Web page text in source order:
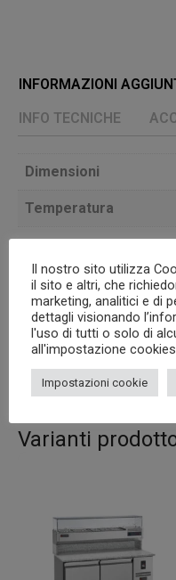
INFORMAZIONI
INFO TECNICHE
Dimensioni
Temperatura
Porte
Unità Condensatrice
Capacità interna
Corpo
Varianti
Il nostro sito utilizza
il sito e altri, che
marketing, analitici e di
dettagli visionando
l'uso di tutti o solo di
all'impostazione cookies.
Impostazioni cookie